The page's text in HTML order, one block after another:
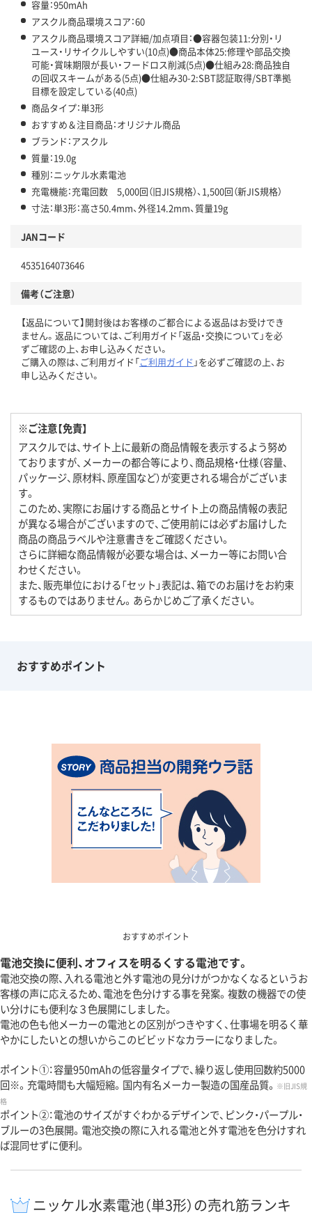
容量：950mAh
アスクル商品環境スコア：60
アスクル商品環境スコア詳細/加点項目：●容器包装11:分別・リ
ユース・リサイクルしやすい(10点)●商品本体25:修理や部品交換
可能・賞味期限が長い・フードロス削減(5点)●仕組み28:商品独自
の回収スキームがある(5点)●仕組み30-2:SBT認証取得/SBT準拠
目標を設定している(40点)
商品タイプ：単3形
おすすめ＆注目商品：オリジナル商品
ブランド：アスクル
質量：19.0g
種別：ニッケル水素電池
充電機能：充電回数 5,000回（旧JIS規格）、1,500回（新JIS規格）
寸法：単3形：高さ50.4mm、外径14.2mm、質量19g
JANコード
4535164073646
備考（ご注意）
【返品について】開封後はお客様のご都合による返品はお受けでき
ません。返品については、ご利用ガイド「返品・交換について」を必
ずご確認の上、お申し込みください。
ご購入の際は、ご利用ガイド「ご利用ガイド 」を必ずご確認の上、お
申し込みください。
※ご注意【免責】
アスクルでは、サイト上に最新の商品情報を表示するよう努め
ておりますが、メーカーの都合等により、商品規格・仕様（容量、
パッケージ、原材料、原産国など）が変更される場合がございま
す。
このため、実際にお届けする商品とサイト上の商品情報の表記
が異なる場合がございますので、ご使用前には必ずお届けした
商品の商品ラベルや注意書きをご確認ください。
さらに詳細な商品情報が必要な場合は、メーカー等にお問い合
わせください。
また、販売単位における「セット」表記は、箱でのお届けをお約束
するものではありません。あらかじめご了承ください。
おすすめポイント
おすすめポイント
電池交換に便利、オフィスを明るくする電池です。
電池交換の際、入れる電池と外す電池の見分けがつかなくなるというお
客様の声に応えるため、電池を色分けする事を発案。複数の機器での使
い分けにも便利な３色展開にしました。
電池の色も他メーカーの電池との区別がつきやすく、仕事場を明るく華
やかにしたいとの想いからこのビビッドなカラーになりました。
ポイント①：容量950mAhの低容量タイプで、繰り返し使用回数約5000
回※。充電時間も大幅短縮。国内有名メーカー製造の国産品質。 ※旧JIS規
格
ポイント②：電池のサイズがすぐわかるデザインで、ピンク・パープル・
ブルーの3色展開。電池交換の際に入れる電池と外す電池を色分けすれ
ば混同せずに便利。
ニッケル水素電池（単3形）の売れ筋ランキ